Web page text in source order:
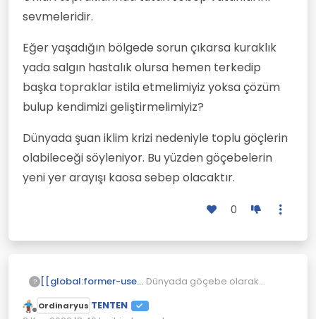
sevmeleridir.
Eğer yaşadığın bölgede sorun çıkarsa kuraklık
yada salgın hastalık olursa hemen terkedip
başka topraklar istila etmelimiyiz yoksa çözüm
bulup kendimizi geliştirmelimiyiz?
Dünyada şuan iklim krizi nedeniyle toplu göçlerin
olabileceği söyleniyor. Bu yüzden göçebelerin
yeni yer arayışı kaosa sebep olacaktır.
0
? [[global:former-user]] Dünyada göçebe olarak
sevgisi olmadığı
Doğduğun yer değil doyduğun
Çevrimdışı
Ordinaryus TENTEN